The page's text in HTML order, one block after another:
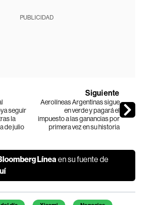
PUBLICIDAD
seguir
la
de julio
Siguiente
Aerolíneas Argentinas sigue
en verde y pagará el
impuesto a las ganancias por
primera vez en su historia
Línea en su fuente de